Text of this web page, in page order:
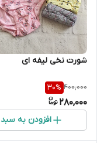
شورت نخی لیفه ای
400,000
30%
280,000
افزودن به سبد